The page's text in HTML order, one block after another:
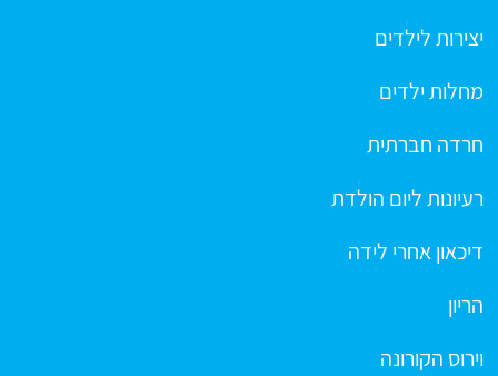
יצירות לילדים
מחלות ילדים
חרדה חברתית
רעיונות ליום הולדת
דיכאון אחרי לידה
הריון
וירוס הקורונה